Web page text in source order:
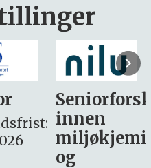
søker
– fast